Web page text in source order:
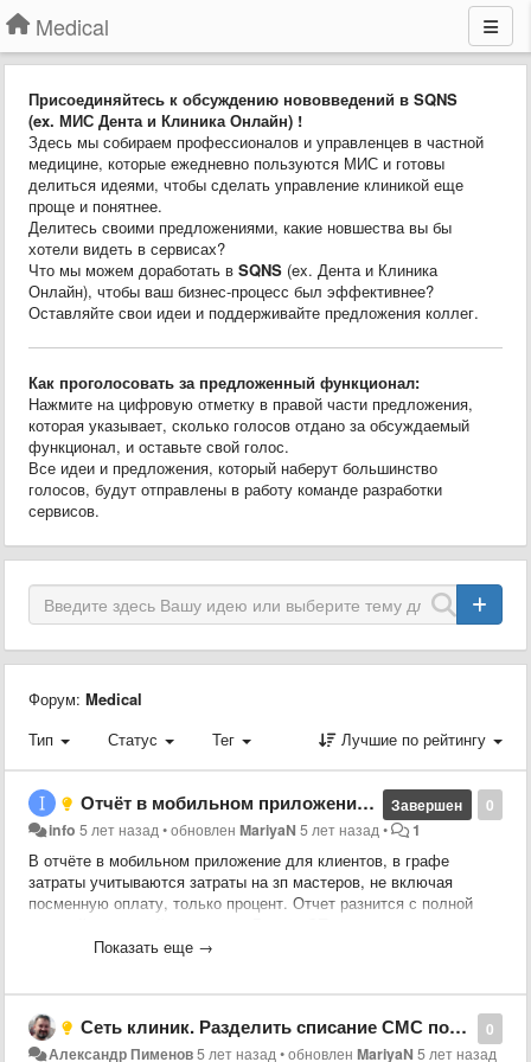
Medical
Присоединяйтесь к обсуждению нововведений в SQNS
(ex. МИС Дента и Клиника Онлайн) !
Здесь мы собираем профессионалов и управленцев в частной
медицине, которые ежедневно пользуются МИС и готовы
делиться идеями, чтобы сделать управление клиникой еще
проще и понятнее.
Делитесь своими предложениями, какие новшества вы бы
хотели видеть в сервисах?
Что мы можем доработать в SQNS (ex. Дента и Клиника
Онлайн), чтобы ваш бизнес-процесс был эффективнее?
Оставляйте свои идеи и поддерживайте предложения коллег.
Как проголосовать за предложенный функционал:
Нажмите на цифровую отметку в правой части предложения,
которая указывает, сколько голосов отдано за обсуждаемый
функционал, и оставьте свой голос.
Все идеи и предложения, который наберут большинство
голосов, будут отправлены в работу команде разработки
сервисов.
Форум: Medical
Тип
Статус Тег Лучшие по рейтингу
0
Завершен
Отчёт в мобильном приложении для сотрудников
info 5 лет назад•обновленMariyaN 5 лет назад• 1
В отчёте в мобильном приложение для клиентов, в графе
затраты учитываются затраты на зп мастеров, не включая
посменную оплату, только процент. Отчет разнится с полной
больше. Включите, пожалуйста, в этот отчет, посменную
Показать еще →
0
Сеть клиник. Разделить списание СМС по клиникам
Александр Пименов5 лет назад•обновленMariyaN 5 лет назад